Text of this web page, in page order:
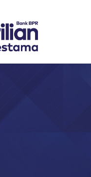
Brilian Investama 2022